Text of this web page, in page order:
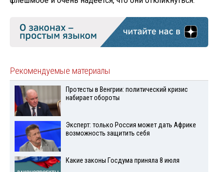
Рекомендуемые материалы
Протесты в Венгрии: политический кризис
набирает обороты
Эксперт: только Россия может дать Африке
возможность защитить себя
Какие законы Госдума приняла 8 июля